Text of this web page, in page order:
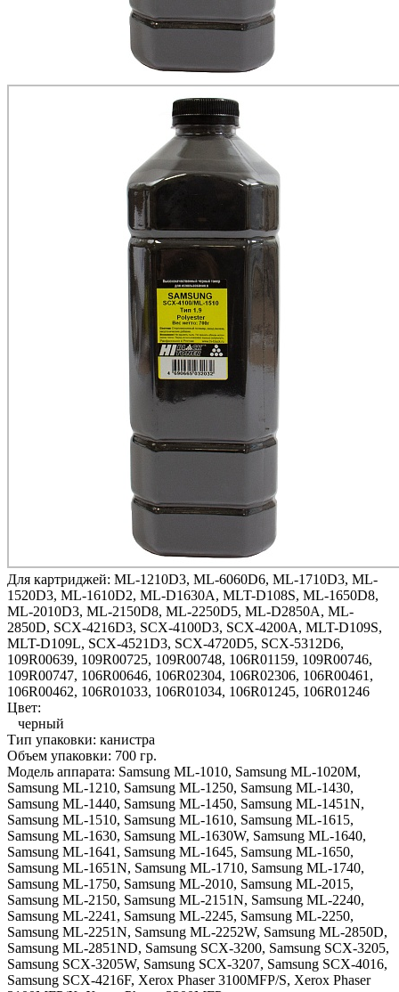
Для картриджей: ML-1210D3, ML-6060D6, ML-1710D3, ML-
1520D3, ML-1610D2, ML-D1630A, MLT-D108S, ML-1650D8,
ML-2010D3, ML-2150D8, ML-2250D5, ML-D2850A, ML-
2850D, SCX-4216D3, SCX-4100D3, SCX-4200A, MLT-D109S,
MLT-D109L, SCX-4521D3, SCX-4720D5, SCX-5312D6,
109R00639, 109R00725, 109R00748, 106R01159, 109R00746,
109R00747, 106R00646, 106R02304, 106R02306, 106R00461,
106R00462, 106R01033, 106R01034, 106R01245, 106R01246
Цвет:
черный
Тип упаковки: канистра
Объем упаковки: 700 гр.
Модель аппарата: Samsung ML-1010, Samsung ML-1020M,
Samsung ML-1210, Samsung ML-1250, Samsung ML-1430,
Samsung ML-1440, Samsung ML-1450, Samsung ML-1451N,
Samsung ML-1510, Samsung ML-1610, Samsung ML-1615,
Samsung ML-1630, Samsung ML-1630W, Samsung ML-1640,
Samsung ML-1641, Samsung ML-1645, Samsung ML-1650,
Samsung ML-1651N, Samsung ML-1710, Samsung ML-1740,
Samsung ML-1750, Samsung ML-2010, Samsung ML-2015,
Samsung ML-2150, Samsung ML-2151N, Samsung ML-2240,
Samsung ML-2241, Samsung ML-2245, Samsung ML-2250,
Samsung ML-2251N, Samsung ML-2252W, Samsung ML-2850D,
Samsung ML-2851ND, Samsung SCX-3200, Samsung SCX-3205,
Samsung SCX-3205W, Samsung SCX-3207, Samsung SCX-4016,
Samsung SCX-4216F, Xerox Phaser 3100MFP/S, Xerox Phaser